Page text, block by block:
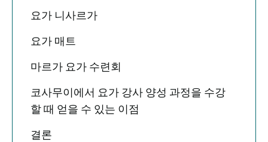
요가 니사르가
요가 매트
마르가 요가 수련회
코사무이에서 요가 강사 양성 과정을 수강
할 때 얻을 수 있는 이점
결론